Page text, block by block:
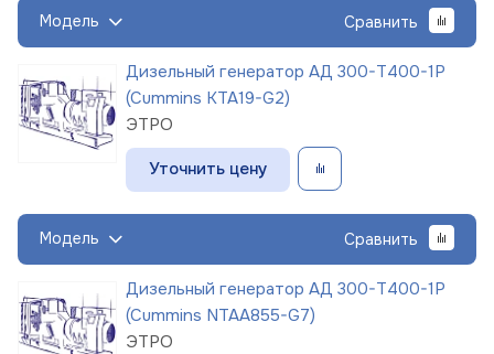
Модель Сравнить
Дизельный генератор АД 300-Т400-1Р
(Cummins KTA19-G2)
ЭТРО
Уточнить цену
Модель Сравнить
Дизельный генератор АД 300-Т400-1Р
(Cummins NTAA855-G7)
ЭТРО